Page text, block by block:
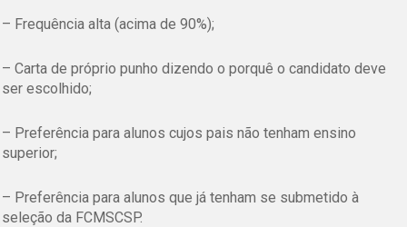
– Frequência alta (acima de 90%);
– Carta de próprio punho dizendo o porquê o candidato deve
ser escolhido;
– Preferência para alunos cujos pais não tenham ensino
superior;
– Preferência para alunos que já tenham se submetido à
seleção da FCMSCSP.